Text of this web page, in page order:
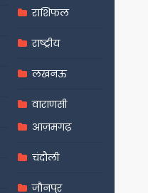
राशिफल
राष्ट्रीय
लखनऊ
वाराणसी
आज़मगढ़
चंदौली
जौनपुर